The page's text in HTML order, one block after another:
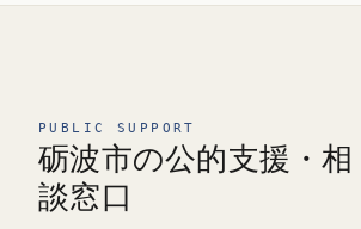
PUBLIC SUPPORT
砺波市の公的支援・相
談窓口